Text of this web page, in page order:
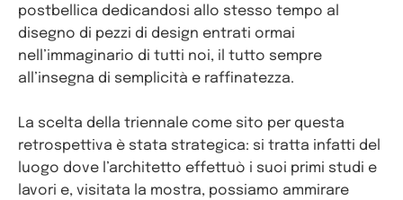
postbellica dedicandosi allo stesso tempo al
disegno di pezzi di design entrati ormai
nell’immaginario di tutti noi, il tutto sempre
all’insegna di semplicità e raffinatezza.
La scelta della triennale come sito per questa
retrospettiva è stata strategica: si tratta infatti del
luogo dove l’architetto effettuò i suoi primi studi e
lavori e, visitata la mostra, possiamo ammirare